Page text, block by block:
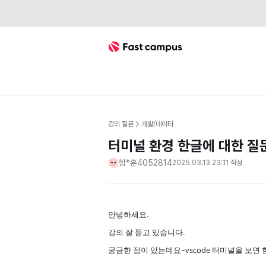
Fast Campus
강의 질문 개발/데이터
터미널 환경 한글에 대한 질
함*훈40528142025.03.13 23:11 작성
안녕하세요.
강의 잘 듣고 있습니다.
궁금한 점이 있는데요~vscode 터미널을 보면